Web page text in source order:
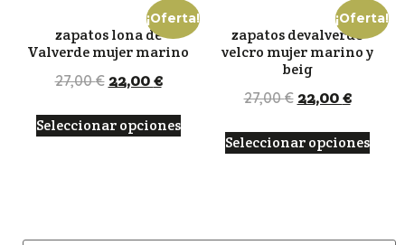
¡Oferta!
zapatos lona de
Valverde mujer marino
27,00€ 22,00€
Seleccionar opciones
¡Oferta!
zapatos devalverde
velcro mujer marino y
beig
27,00€ 22,00€
Seleccionar opciones